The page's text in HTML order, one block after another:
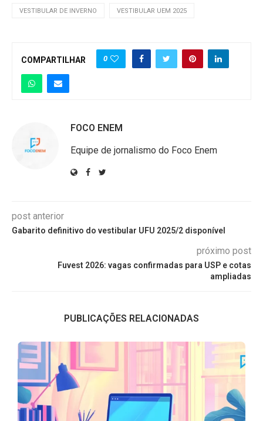
VESTIBULAR DE INVERNO VESTIBULAR UEM 2025
COMPARTILHAR 0
FOCO ENEM
Equipe de jornalismo do Foco Enem
post anterior
Gabarito definitivo do vestibular UFU 2025/2 disponível
próximo post
Fuvest 2026: vagas confirmadas para USP e cotas
ampliadas
PUBLICAÇÕES RELACIONADAS